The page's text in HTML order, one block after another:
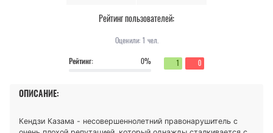
Рейтинг пользователей:
Оценили: 1 чел.
Рейтинг:
0% 1 0
ОПИСАНИЕ:
Кендзи Казама - несовершеннолетний правонарушитель с